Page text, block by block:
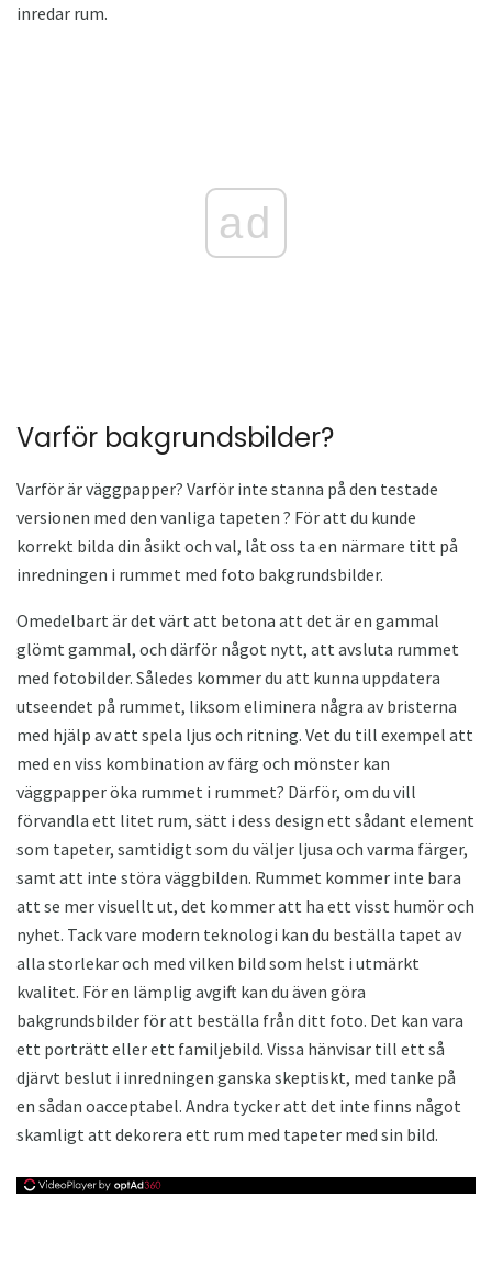
inredar rum.
ad
Varför bakgrundsbilder?
Varför är väggpapper? Varför inte stanna på den testade
versionen med den vanliga tapeten ? För att du kunde
korrekt bilda din åsikt och val, låt oss ta en närmare titt på
inredningen i rummet med foto bakgrundsbilder.
Omedelbart är det värt att betona att det är en gammal
glömt gammal, och därför något nytt, att avsluta rummet
med fotobilder. Således kommer du att kunna uppdatera
utseendet på rummet, liksom eliminera några av bristerna
med hjälp av att spela ljus och ritning. Vet du till exempel att
med en viss kombination av färg och mönster kan
väggpapper öka rummet i rummet? Därför, om du vill
förvandla ett litet rum, sätt i dess design ett sådant element
som tapeter, samtidigt som du väljer ljusa och varma färger,
samt att inte störa väggbilden. Rummet kommer inte bara
att se mer visuellt ut, det kommer att ha ett visst humör och
nyhet. Tack vare modern teknologi kan du beställa tapet av
alla storlekar och med vilken bild som helst i utmärkt
kvalitet. För en lämplig avgift kan du även göra
bakgrundsbilder för att beställa från ditt foto. Det kan vara
ett porträtt eller ett familjebild. Vissa hänvisar till ett så
djärvt beslut i inredningen ganska skeptiskt, med tanke på
en sådan oacceptabel. Andra tycker att det inte finns något
skamligt att dekorera ett rum med tapeter med sin bild.